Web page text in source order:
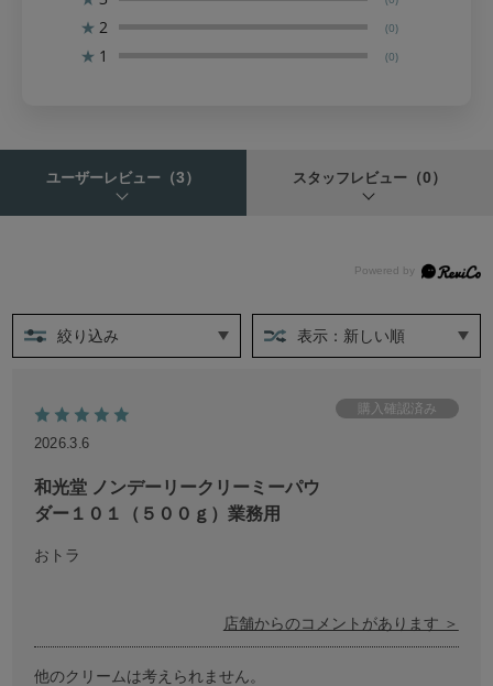
★ 2 (0)
★ 1 (0)
ユーザーレビュー （3） スタッフレビュー （0）
絞り込み 表示：新しい順
2026.3.6
和光堂 ノンデーリークリーミーパウ
ダー１０１（５００ｇ）業務用
おトラ
店舗からのコメントがあります ＞
他のクリームは考えられません。